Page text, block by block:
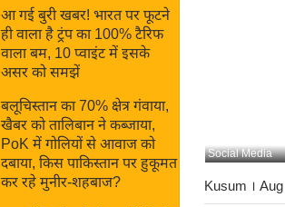
आ गई बुरी खबर! भारत पर फूटने
ही वाला है ट्रंप का 100% टैरिफ
वाला बम, 10 प्वाइंट में इसके
असर को समझें
बलूचिस्तान का 70% क्षेत्र गंवाया,
खैबर को तालिबान ने कब्जाया,
PoK में गोलियों से आवाज को
दबाया, किस पाकिस्तान पर हुकूमत
कर रहे मुनीर-शहबाज?
Social Media
Kusum ।